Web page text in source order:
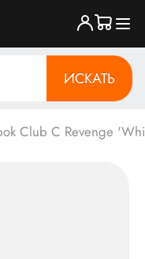
ИСКАТЬ
Club C Revenge